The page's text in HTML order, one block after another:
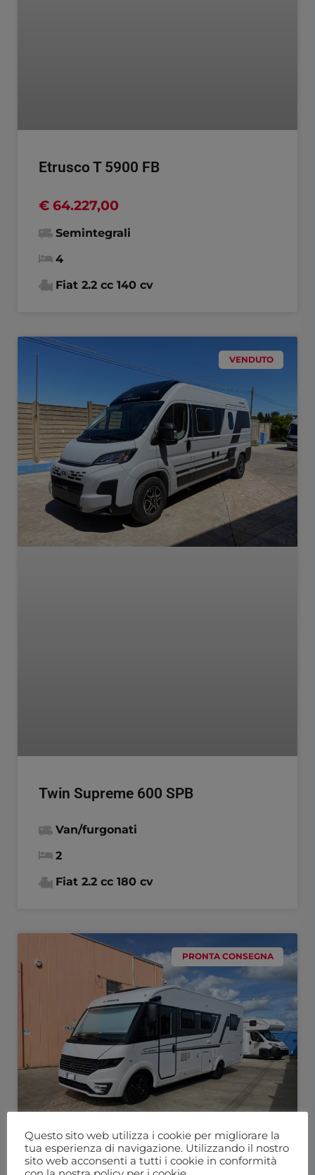
Etrusco T 5900 FB
€ 64.227,00
Semintegrali
4
Fiat 2.2 cc 140 cv
VENDUTO
Twin Supreme 600 SPB
Van/furgonati
2
Fiat 2.2 cc 180 cv
PRONTA CONSEGNA
Questo sito web utilizza i cookie per migliorare la
tua esperienza di navigazione. Utilizzando il nostro
sito web acconsenti a tutti i cookie in conformità